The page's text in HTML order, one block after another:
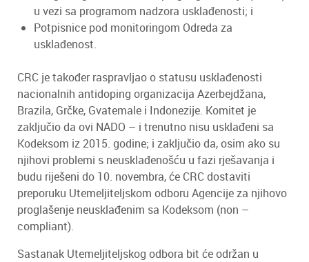
u vezi sa programom nadzora usklađenosti; i
Potpisnice pod monitoringom Odreda za
usklađenost.
CRC je također raspravljao o statusu usklađenosti
nacionalnih antidoping organizacija Azerbejdžana,
Brazila, Grčke, Gvatemale i Indonezije. Komitet je
zaključio da ovi NADO – i trenutno nisu usklađeni sa
Kodeksom iz 2015. godine; i zaključio da, osim ako su
njihovi problemi s neusklađenošću u fazi rješavanja i
budu riješeni do 10. novembra, će CRC dostaviti
preporuku Utemeljiteljskom odboru Agencije za njihovo
proglašenje neusklađenim sa Kodeksom (non –
compliant).
Sastanak Utemeljiteljskog odbora bit će održan u